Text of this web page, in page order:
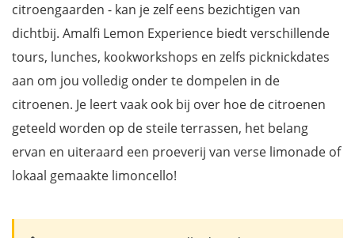
citroengaarden - kan je zelf eens bezichtigen van
dichtbij. Amalfi Lemon Experience biedt verschillende
tours, lunches, kookworkshops en zelfs picknickdates
aan om jou volledig onder te dompelen in de
citroenen. Je leert vaak ook bij over hoe de citroenen
geteeld worden op de steile terrassen, het belang
ervan en uiteraard een proeverij van verse limonade of
lokaal gemaakte limoncello!